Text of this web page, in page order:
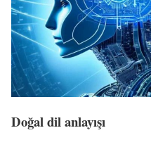
Doğal dil anlayışı